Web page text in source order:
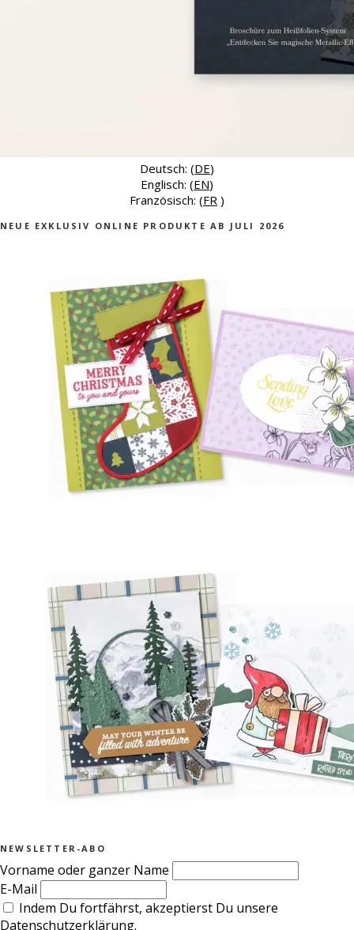
Deutsch: (DE)
Englisch: (EN)
Französisch: (FR )
NEUE EXKLUSIV ONLINE PRODUKTE AB JULI 2026
NEWSLETTER-ABO
Vorname oder ganzer Name
E-Mail
Indem Du fortfährst, akzeptierst Du unsere
Datenschutzerklärung.